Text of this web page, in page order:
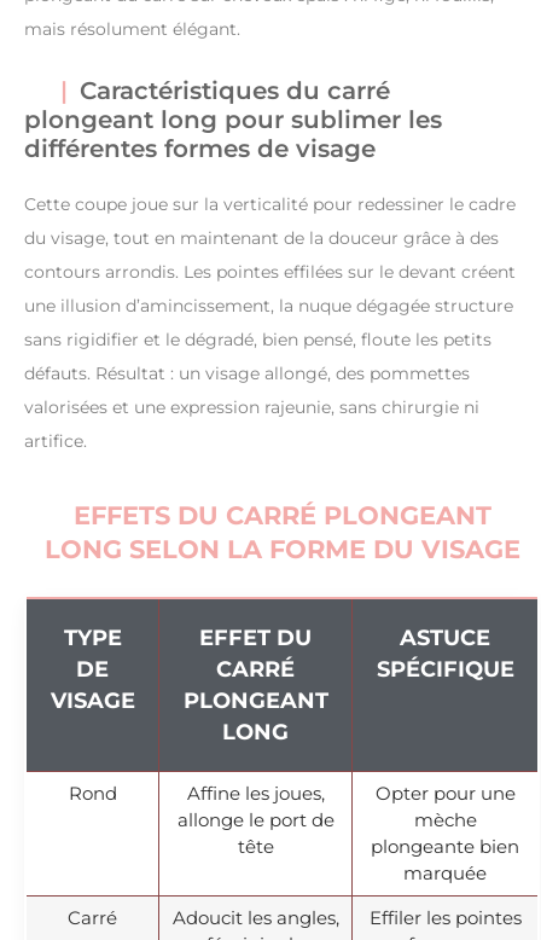
mais résolument élégant.
Caractéristiques du carré
plongeant long pour sublimer les
différentes formes de visage
Cette coupe joue sur la verticalité pour redessiner le cadre
du visage, tout en maintenant de la douceur grâce à des
contours arrondis. Les pointes effilées sur le devant créent
une illusion d’amincissement, la nuque dégagée structure
sans rigidifier et le dégradé, bien pensé, floute les petits
défauts. Résultat : un visage allongé, des pommettes
valorisées et une expression rajeunie, sans chirurgie ni
artifice.
EFFETS DU CARRÉ PLONGEANT
LONG SELON LA FORME DU VISAGE
TYPE
DE
VISAGE
EFFET DU
CARRÉ
PLONGEANT
LONG
ASTUCE
SPÉCIFIQUE
Rond
Affine les joues,
allonge le port de
tête
Opter pour une
mèche
plongeante bien
marquée
Carré
Adoucit les angles,
Effiler les pointes